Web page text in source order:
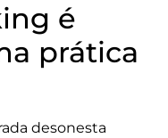
é
prática
desonesta